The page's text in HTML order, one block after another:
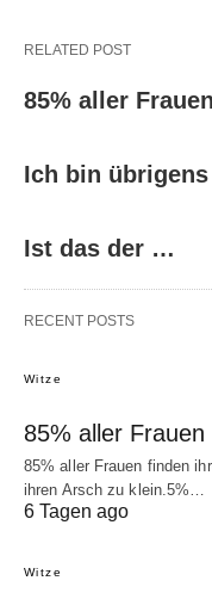
RELATED POST
85% aller
Ich bin
Ist das der …
RECENT POSTS
Witze
85% aller
85% aller Frauen finden
ihren Arsch zu klein.5%…
6 Tagen ago
Witze